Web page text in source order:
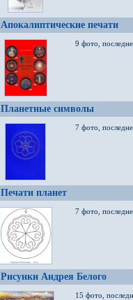
Апокалиптические печати
9 фото,
Планетные символы
7 фото,
Печати планет
7 фото,
Рисунки Андрея Белого
15 фото,